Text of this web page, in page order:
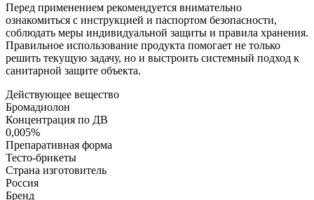
Перед применением рекомендуется внимательно
ознакомиться с инструкцией и паспортом безопасности,
соблюдать меры индивидуальной защиты и правила хранения.
Правильное использование продукта помогает не только
решить текущую задачу, но и выстроить системный подход к
санитарной защите объекта.
Действующее вещество
Бромадиолон
Концентрация по ДВ
0,005%
Препаративная форма
Тесто-брикеты
Страна изготовитель
Россия
Бренд